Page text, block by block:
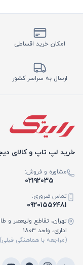
امکان خرید اقساطی
ارسال به سراسر کشور
خرید لپ تاپ و کالای
مشاوره و فروش:
۰۲۱۹۲۰۳۵
تماس ضروری:
۰۹۲۰۱۵۵۶۴۸۱
تهران، تقاطع ولیعصر و
اداری، واحد ۱۸۰۳
(مراجعه با هماهنگی قبلی)